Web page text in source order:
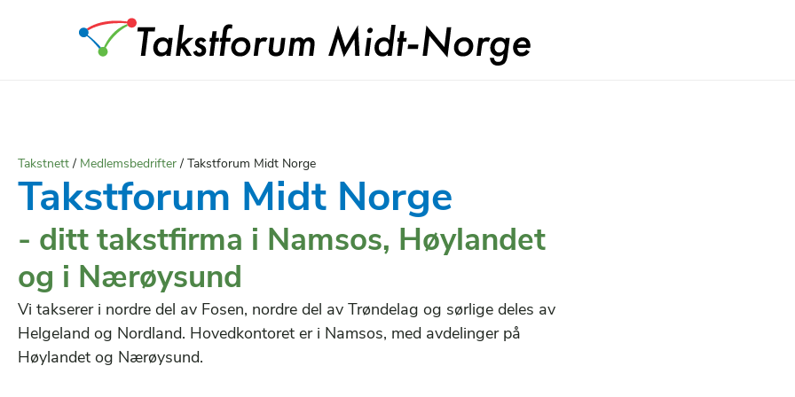
Takstnett / Medlemsbedrifter / Takstforum Midt Norge
Takstforum Midt Norge
- ditt takstfirma i Namsos, Høylandet
og i Nærøysund
Vi takserer i nordre del av Fosen, nordre del av Trøndelag og sørlige deles av
Helgeland og Nordland. Hovedkontoret er i Namsos, med avdelinger på
Høylandet og Nærøysund.